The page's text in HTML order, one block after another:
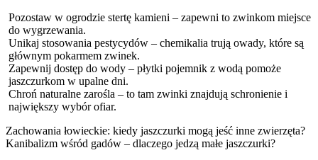
Pozostaw w ogrodzie stertę kamieni – zapewni to zwinkom miejsce
do wygrzewania.
Unikaj stosowania pestycydów – chemikalia trują owady, które są
głównym pokarmem zwinek.
Zapewnij dostęp do wody – płytki pojemnik z wodą pomoże
jaszczurkom w upalne dni.
Chroń naturalne zarośla – to tam zwinki znajdują schronienie i
największy wybór ofiar.
Zachowania łowieckie: kiedy jaszczurki mogą jeść inne zwierzęta?
Kanibalizm wśród gadów – dlaczego jedzą małe jaszczurki?